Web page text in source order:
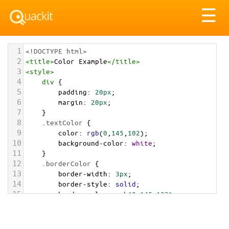
☰
1 <!DOCTYPE html>
2 <title>Color Example</title>
3 <style>
4 div {
5 padding: 20px;
6 margin: 20px;
7 }
8 .textColor {
9 color: rgb(0 145 102);
10 background-color: white;
11 }
12 .borderColor {
13 border-width: 3px;
14 border-style: solid;
15 border-color: rgb(0,145,102);